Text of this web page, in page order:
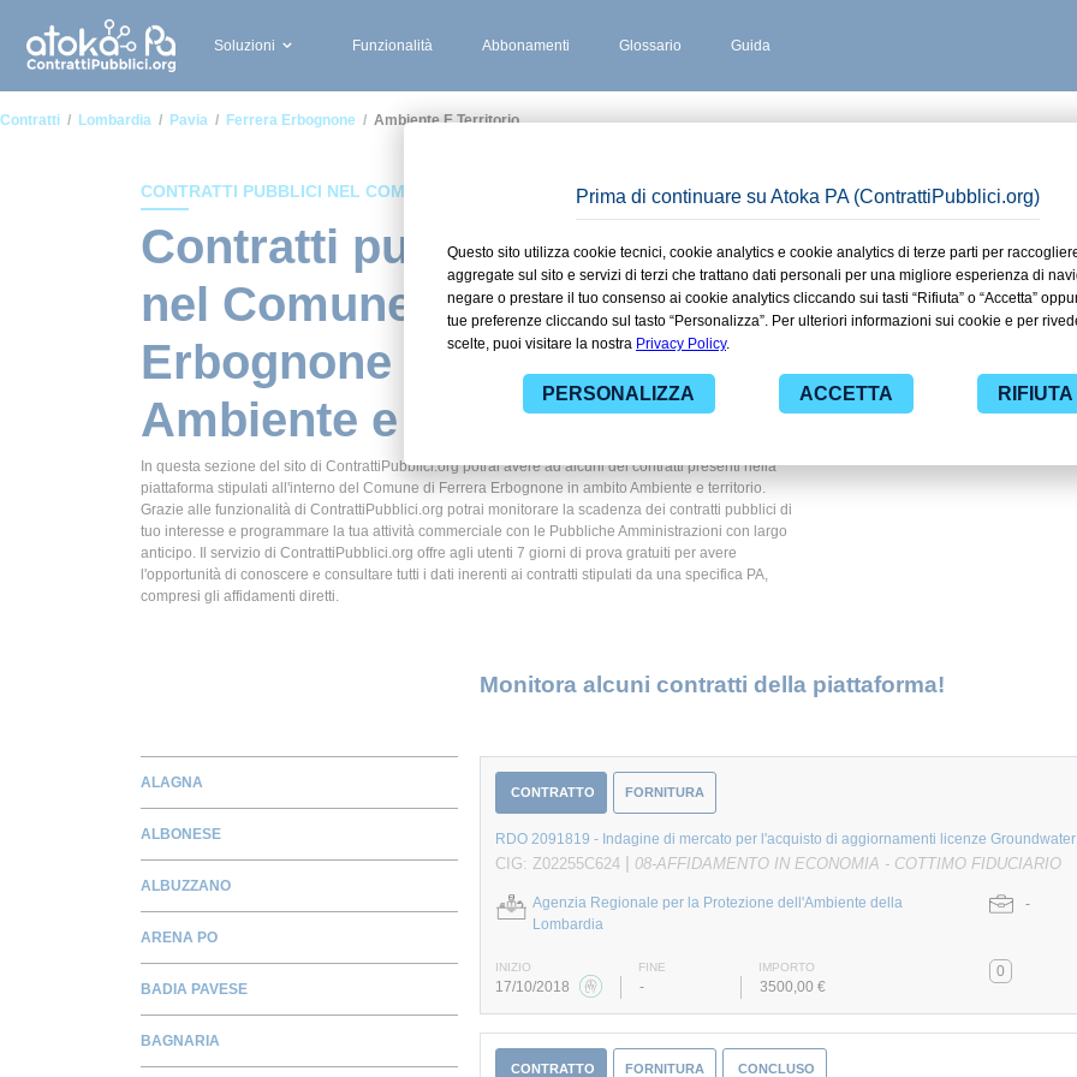
Soluzioni Funzionalità Abbonamenti Glossario Guida
Contratti Lombardia Pavia Ferrera Erbognone Ambiente E Territorio
CONTRATTI PUBBLICI NEL COMUNE DI FERRERA ERBOGNONE
Contratti pubblici stipulati
nel Comune di Ferrera
Erbognone in ambito
Ambiente e territorio
In questa sezione del sito di ContrattiPubblici.org potrai avere ad alcuni dei contratti presenti nella
piattaforma stipulati all'interno del Comune di Ferrera Erbognone in ambito Ambiente e territorio.
Grazie alle funzionalità di ContrattiPubblici.org potrai monitorare la scadenza dei contratti pubblici di
tuo interesse e programmare la tua attività commerciale con le Pubbliche Amministrazioni con largo
anticipo. Il servizio di ContrattiPubblici.org offre agli utenti 7 giorni di prova gratuiti per avere
l'opportunità di conoscere e consultare tutti i dati inerenti ai contratti stipulati da una specifica PA,
compresi gli affidamenti diretti.
Monitora alcuni contratti della piattaforma!
ALAGNA
ALBONESE
ALBUZZANO
ARENA PO
BADIA PAVESE
BAGNARIA
CONTRATTO FORNITURA
RDO 2091819 - Indagine di mercato per l'acquisto di aggiornamenti licenze
CIG: Z02255C624 | 08-AFFIDAMENTO IN ECONOMIA - COTTIMO FIDUCIARIO
Agenzia Regionale per la Protezione dell'Ambiente della
Lombardia
-
INIZIO FINE IMPORTO
17/10/2018 - 3500,00 €
0
CONTRATTO FORNITURA CONCLUSO